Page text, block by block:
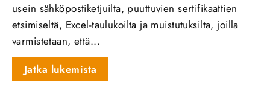
usein sähköpostiketjuilta, puuttuvien sertifikaattien
etsimiseltä, Excel-taulukoilta ja muistutuksilta, joilla
varmistetaan, että...
Jatka lukemista